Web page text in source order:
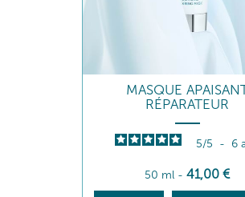
MASQUE
RÉPARATEUR
5/5 - 6
50 ml -41,00 €